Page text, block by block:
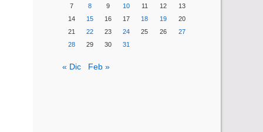
7
8 9 10 11 12
13
14
15 16 17 18 19
20
21
22 23 24 25 26
27
28
29 30 31
« Dic Feb »